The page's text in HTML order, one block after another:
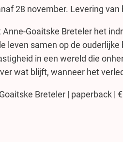
h
28 november. Levering
Goaitske Breteler het
leven samen op de
in een wereld die
wat blijft, wanneer het
Breteler | paperback |